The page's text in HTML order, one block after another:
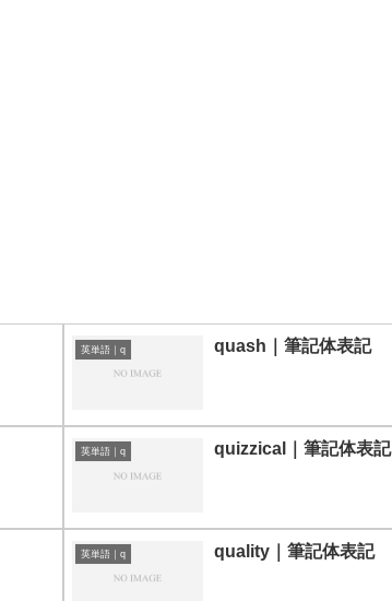
英単語｜q quash｜筆記体表記
英単語｜q quizzical｜筆記体表記
英単語｜q quality｜筆記体表記